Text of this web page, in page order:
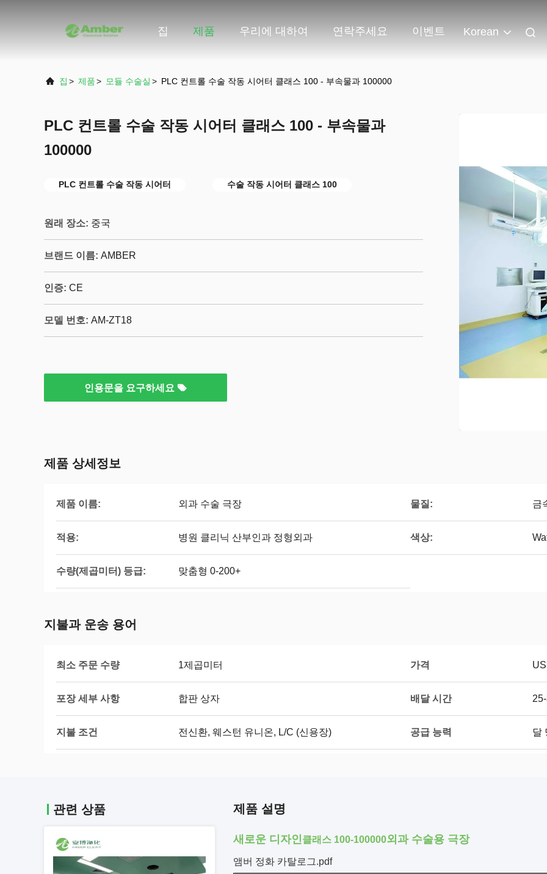
집 제품 우리에 대하여 연락주세요 이벤트 Korean
집 > 제품> 모듈 수술실 > PLC 컨트롤 수술 작동 시어터 클래스 100 - 부속물과 100000
PLC 컨트롤 수술 작동 시어터 클래스 100 - 부속물과
100000
PLC 컨트롤 수술 작동 시어터 수술 작동 시어터 클래스 100
원래 장소: 중국
브랜드 이름: AMBER
인증: CE
모델 번호: AM-ZT18
인용문을 요구하세요
제품 상세정보
제품 이름: 외과 수술 극장 물질: 금
적용: 병원 클리닉 산부인과 정형외과 색상:
수량(제곱미터) 등급: 맞춤형 0-200+
지불과 운송 용어
최소 주문 수량 1제곱미터 가격
포장 세부 사항 합판 상자 배달 시간
지불 조건 전신환, 웨스턴 유니온, L/C (신용장) 공급 능력 달
관련 상품 제품 설명
새로운 디자인클래스 100-100000외과 수술용 극장
앰버 정화 카탈로그.pdf